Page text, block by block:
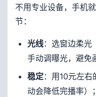
不用专业设备，手机
节：
光线：选窗边柔光
手动调曝光，避免
稳定：用10元左
动会降低完播率）；